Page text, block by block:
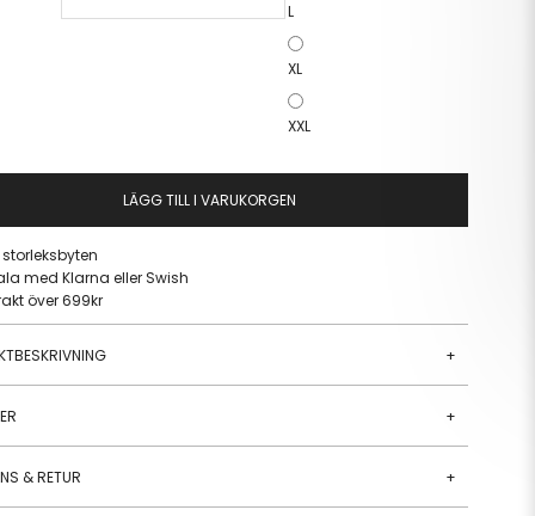
L
XL
XXL
LÄGG TILL I VARUKORGEN
storleksbyten
med Klarna eller Swish
över 699kr
+
+
& RETUR +